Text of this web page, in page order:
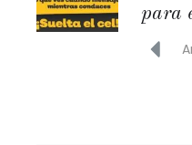
para